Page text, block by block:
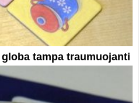
tampa traumuojanti